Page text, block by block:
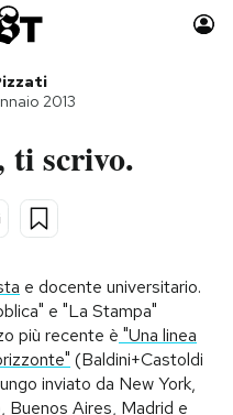
Libri
Storie/Idee
Ok Boomer!
Media
Europa
Altrecose
2013
ti scrivo.
e docente universitario.
e "La Stampa"
più recente è "Una linea
(Baldini+Castoldi
inviato da New York,
Buenos Aires, Madrid e